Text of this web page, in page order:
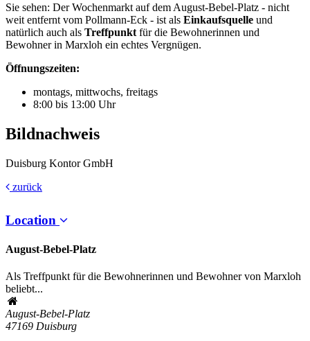
Sie sehen: Der Wochenmarkt auf dem August-Bebel-Platz - nicht
weit entfernt vom Pollmann-Eck - ist als Einkaufsquelle und
natürlich auch als Treffpunkt für die Bewohnerinnen und
Bewohner in Marxloh ein echtes Vergnügen.
Öffnungszeiten:
montags, mittwochs, freitags
8:00 bis 13:00 Uhr
Bildnachweis
Duisburg Kontor GmbH
zurück
Location
August-Bebel-Platz
Als Treffpunkt für die Bewohnerinnen und Bewohner von Marxloh
beliebt...
August-Bebel-Platz
47169 Duisburg